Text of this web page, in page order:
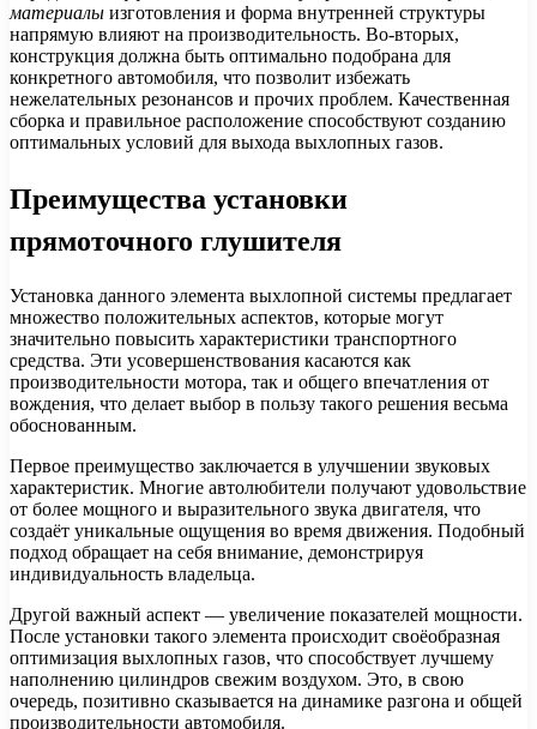
материалы изготовления и форма внутренней структуры
напрямую влияют на производительность. Во-вторых,
конструкция должна быть оптимально подобрана для
конкретного автомобиля, что позволит избежать
нежелательных резонансов и прочих проблем. Качественная
сборка и правильное расположение способствуют созданию
оптимальных условий для выхода выхлопных газов.
Преимущества установки
прямоточного глушителя
Установка данного элемента выхлопной системы предлагает
множество положительных аспектов, которые могут
значительно повысить характеристики транспортного
средства. Эти усовершенствования касаются как
производительности мотора, так и общего впечатления от
вождения, что делает выбор в пользу такого решения весьма
обоснованным.
Первое преимущество заключается в улучшении звуковых
характеристик. Многие автолюбители получают удовольствие
от более мощного и выразительного звука двигателя, что
создаёт уникальные ощущения во время движения. Подобный
подход обращает на себя внимание, демонстрируя
индивидуальность владельца.
Другой важный аспект — увеличение показателей мощности.
После установки такого элемента происходит своёобразная
оптимизация выхлопных газов, что способствует лучшему
наполнению цилиндров свежим воздухом. Это, в свою
очередь, позитивно сказывается на динамике разгона и общей
производительности автомобиля.